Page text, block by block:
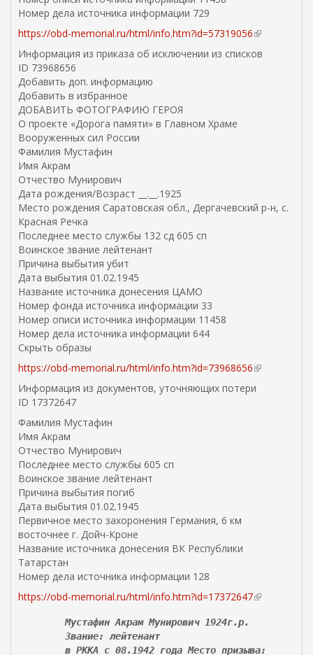
Номер дела источника информации 729
https://obd-memorial.ru/html/info.htm?id=57319056(
н
к
а
Информация из приказа об исключении из списков
ID 73968656
Добавить доп. информацию
Добавить в избранное
ДОБАВИТЬ ФОТОГРАФИЮ ГЕРОЯ
О проекте «Дорога памяти» в Главном Храме
Вооруженных сил России
Фамилия Мустафин
Имя Акрам
Отчество Мунирович
Дата рождения/Возраст __.__.1925
Место рождения Саратовская обл., Дергачевский р-н, с.
Красная Речка
Последнее место службы 132 сд 605 сп
Воинское звание лейтенант
Причина выбытия убит
Дата выбытия 01.02.1945
Название источника донесения ЦАМО
Номер фонда источника информации 33
Номер описи источника информации 11458
Номер дела источника информации 644
Скрыть образы
https://obd-memorial.ru/html/info.htm?id=73968656(
н
Информация из документов, уточняющих потери
ID 17372647
Фамилия Мустафин
Имя Акрам
Отчество Мунирович
Последнее место службы 605 сп
Воинское звание лейтенант
Причина выбытия погиб
Дата выбытия 01.02.1945
Первичное место захоронения Германия, 6 км
восточнее г. Дойч-Кроне
Название источника донесения ВК Республики
Татарстан
Номер дела источника информации 128
https://obd-memorial.ru/html/info.htm?id=17372647(
Мустафин Акрам Мунирович 1924г.р.
Звание: лейтенант
в РККА с 08.1942 года Место призыва: